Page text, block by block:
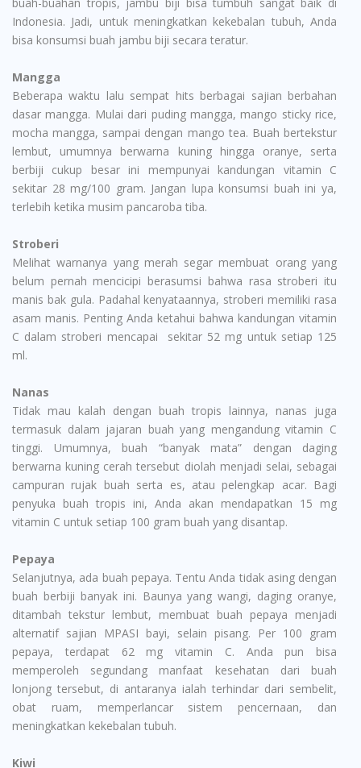
Indonesia. Jadi, untuk meningkatkan kekebalan tubuh, Anda
bisa konsumsi buah jambu biji secara teratur.
Mangga
Beberapa waktu lalu sempat hits berbagai sajian berbahan
dasar mangga. Mulai dari puding mangga, mango sticky rice,
mocha mangga, sampai dengan mango tea. Buah bertekstur
lembut, umumnya berwarna kuning hingga oranye, serta
berbiji cukup besar ini mempunyai kandungan vitamin C
sekitar 28 mg/100 gram. Jangan lupa konsumsi buah ini ya,
terlebih ketika musim pancaroba tiba.
Stroberi
Melihat warnanya yang merah segar membuat orang yang
belum pernah mencicipi berasumsi bahwa rasa stroberi itu
manis bak gula. Padahal kenyataannya, stroberi memiliki rasa
asam manis. Penting Anda ketahui bahwa kandungan vitamin
C dalam stroberi mencapai sekitar 52 mg untuk setiap 125
ml.
Nanas
Tidak mau kalah dengan buah tropis lainnya, nanas juga
termasuk dalam jajaran buah yang mengandung vitamin C
tinggi. Umumnya, buah “banyak mata” dengan daging
berwarna kuning cerah tersebut diolah menjadi selai, sebagai
campuran rujak buah serta es, atau pelengkap acar. Bagi
penyuka buah tropis ini, Anda akan mendapatkan 15 mg
vitamin C untuk setiap 100 gram buah yang disantap.
Pepaya
Selanjutnya, ada buah pepaya. Tentu Anda tidak asing dengan
buah berbiji banyak ini. Baunya yang wangi, daging oranye,
ditambah tekstur lembut, membuat buah pepaya menjadi
alternatif sajian MPASI bayi, selain pisang. Per 100 gram
pepaya, terdapat 62 mg vitamin C. Anda pun bisa
memperoleh segundang manfaat kesehatan dari buah
lonjong tersebut, di antaranya ialah terhindar dari sembelit,
obat ruam, memperlancar sistem pencernaan, dan
meningkatkan kekebalan tubuh.
Kiwi